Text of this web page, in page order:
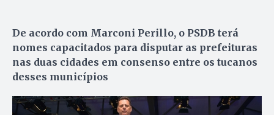
De acordo com Marconi Perillo, o PSDB terá
nomes capacitados para disputar as prefeituras
nas duas cidades em consenso entre os tucanos
desses municípios